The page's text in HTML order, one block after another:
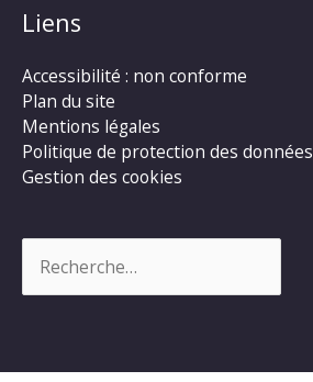
Liens
Accessibilité : non conforme
Plan du site
Mentions légales
Politique de protection des données
Gestion des cookies